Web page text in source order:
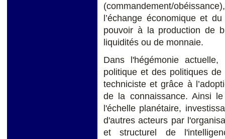
(commandement/
l’échange économique et
pouvoir à la production de
liquidités ou de monnaie.
Dans l'hégémonie
politique et des politiques
techniciste et grâce à
de la connaissance. Ainsi
l'échelle planétaire,
d'autres acteurs par
et structurel de